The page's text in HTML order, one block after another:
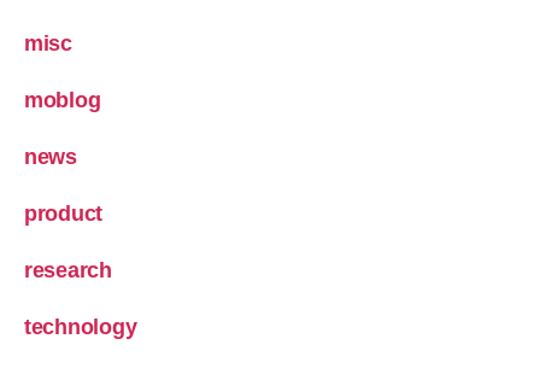
misc
moblog
news
product
research
technology